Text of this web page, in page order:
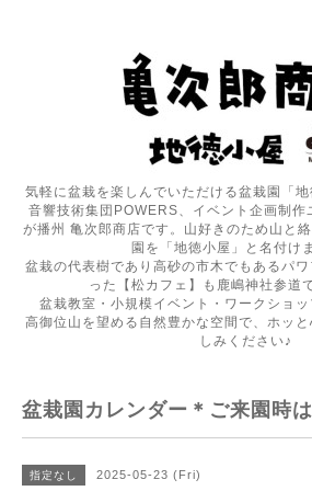
気軽に盆栽を楽しんでいただける盆栽園「地
音響技術集団POWERS、イベント企画制作
が播州 亀次郎商店です。山好きのため山と
園を「地徳小屋」と名付け
盆栽の代表樹であり高砂の市木でもあるパ
った【松カフェ】も鹿嶋神社参道
盆栽教室・小規模イベント・ワークショッ
高御位山を望める自然豊かな空間で、ホッ
しみください♪
盆栽園カレンダー＊ご来園時
指定なし 2025-05-23 (Fri)